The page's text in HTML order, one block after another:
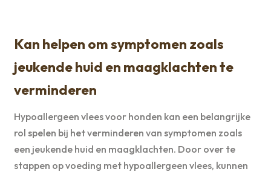
Kan helpen om symptomen zoals
jeukende huid en maagklachten te
verminderen
Hypoallergeen vlees voor honden kan een belangrijke
rol spelen bij het verminderen van symptomen zoals
een jeukende huid en maagklachten. Door over te
stappen op voeding met hypoallergeen vlees, kunnen